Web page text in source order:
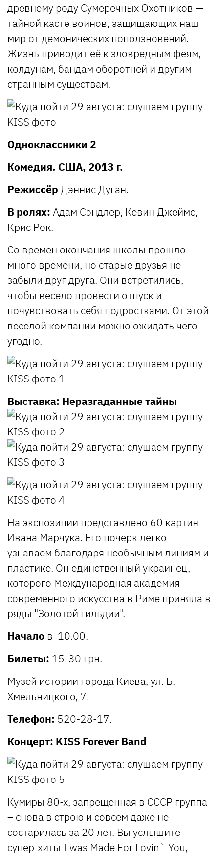
древнему роду Сумеречных Охотников —
тайной касте воинов, защищающих наш
мир от демонических поползновений.
Жизнь приводит её к зловредным феям,
колдунам, бандам оборотней и другим
странным существам.
Одноклассники 2
Комедия. США, 2013 г.
Режиссёр Дэннис Дуган.
В ролях: Адам Сэндлер, Кевин Джеймс,
Крис Рок.
Со времен окончания школы прошло
много времени, но старые друзья не
забыли друг друга. Они встретились,
чтобы весело провести отпуск и
почувствовать себя подростками. От этой
веселой компании можно ожидать чего
угодно.
Выставка: Неразгаданные тайны
На экспозиции представлено 60 картин
Ивана Марчука. Его почерк легко
узнаваем благодаря необычным линиям и
пластике. Он единственный украинец,
которого Международная академия
современного искусства в Риме приняла в
ряды "Золотой гильдии".
Начало в 10.00.
Билеты: 15-30 грн.
Музей истории города Киева, ул. Б.
Хмельницкого, 7.
Телефон: 520-28-17.
Концерт: KISS Forever Band
Кумиры 80-х, запрещенная в СССР группа
– снова в строю и совсем даже не
состарилась за 20 лет. Вы услышите
супер-хиты I was Made For Lovin` You,